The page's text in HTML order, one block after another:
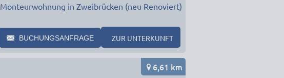
Monteurwohnung in Zweibrücken (neu Renoviert)
BUCHUNGSANFRAGE ZUR UNTERKUNFT
6,61 km